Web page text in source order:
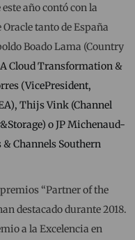
año contó con la
tanto de España
Boado Lama (Country
Cloud Transformation &
(VicePresident,
Thijs Vink (Channel
o JP Michenaud-
& Channels Southern
“Partner of the
destacado durante 2018.
a la Excelencia en